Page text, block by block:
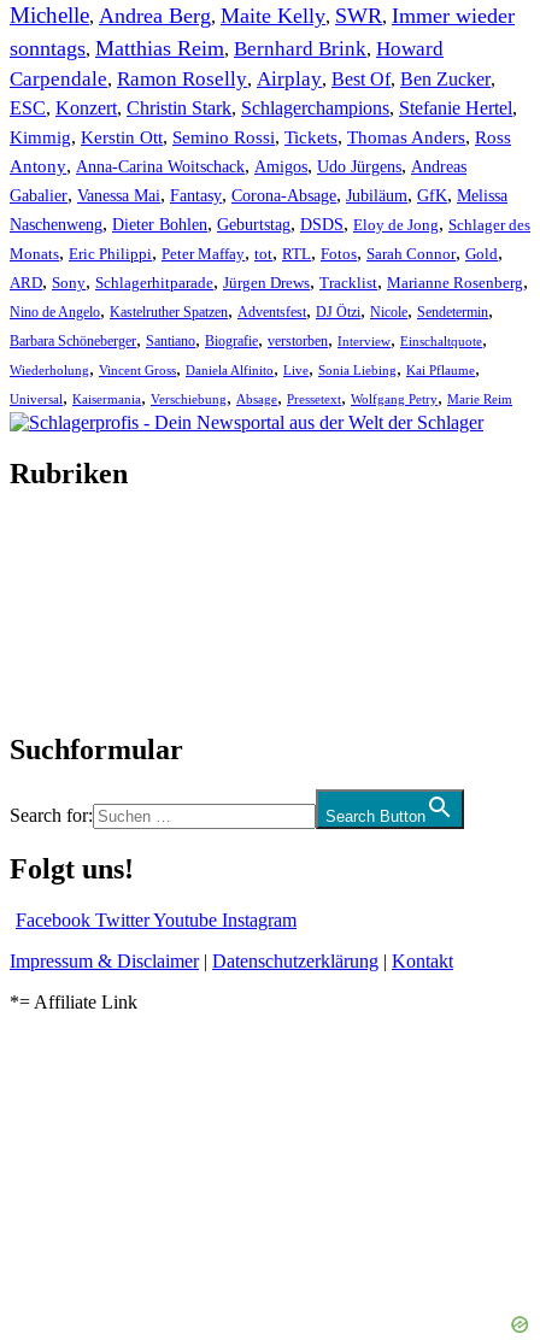
Michelle, Andrea Berg, Maite Kelly, SWR, Immer wieder
sonntags, Matthias Reim, Bernhard Brink, Howard
Carpendale, Ramon Roselly, Airplay, Best Of, Ben Zucker,
ESC, Konzert, Christin Stark, Schlagerchampions, Stefanie Hertel,
Kimmig, Kerstin Ott, Semino Rossi, Tickets, Thomas Anders, Ross
Antony, Anna-Carina Woitschack, Amigos, Udo Jürgens, Andreas
Gabalier, Vanessa Mai, Fantasy, Corona-Absage, Jubiläum, GfK, Melissa
Naschenweng, Dieter Bohlen, Geburtstag, DSDS, Eloy de Jong, Schlager des
Monats, Eric Philippi, Peter Maffay, tot, RTL, Fotos, Sarah Connor, Gold,
ARD, Sony, Schlagerhitparade, Jürgen Drews, Tracklist, Marianne Rosenberg,
Nino de Angelo, Kastelruther Spatzen, Adventsfest, DJ Ötzi, Nicole, Sendetermin,
Barbara Schöneberger, Santiano, Biografie, verstorben, Interview, Einschaltquote,
Wiederholung, Vincent Gross, Daniela Alfinito, Live, Sonia Liebing, Kai Pflaume,
Universal, Kaisermania, Verschiebung, Absage, Pressetext, Wolfgang Petry, Marie Reim
Rubriken
Suchformular
Search for: Search Button
Folgt uns!
Facebook TwitterYoutube Instagram
Impressum & Disclaimer| Datenschutzerklärung | Kontakt
*= Affiliate Link